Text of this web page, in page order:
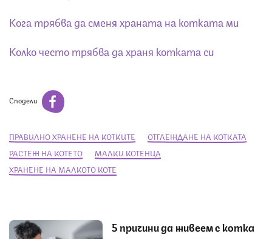
Кога трябва да сменя храната на котката ми
Колко често трябва да храня котката си
Сподели
ПРАВИЛНО ХРАНЕНЕ НА КОТКИТЕ
ОТГЛЕЖДАНЕ НА КОТКАТА
РАСТЕЖ НА КОТЕТО
МАЛКИ КОТЕНЦА
ХРАНЕНЕ НА МАЛКОТО КОТЕ
5 причини да живеем с котка